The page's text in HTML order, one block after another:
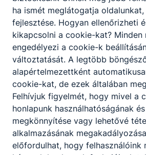
Motorkerékpár karbantartás,
A gépjármű mechatronikus a
új autó műszaki átvételénél
érdeklődési területétől
dolgozik. Munkája során a
és elektronikus rendszereinek
kiszűri és megjavítja az elő-
Előkészíti a gépjárművet
szervizelést és a
használójának történő átadásra.
Kompetenciaelvárás
ha ismét meglátogatja oldalunkat,
fejlesztése. Hogyan ellenőrizheti
kikapcsolni a cookie-kat? Minden
engedélyezi a cookie-k
változtatását. A legtöbb
alapértelmezettként
cookie-kat, de ezek általában
Felhívjuk figyelmét, hogy mivel a
honlapunk használhatóságának
megkönnyítése vagy lehetővé
alkalmazásának
előfordulhat, hogy felhasználóink